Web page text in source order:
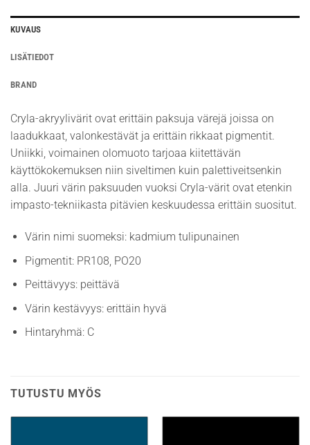
KUVAUS
LISÄTIEDOT
BRAND
Cryla-akryylivärit ovat erittäin paksuja värejä joissa on
laadukkaat, valonkestävät ja erittäin rikkaat pigmentit.
Uniikki, voimainen olomuoto tarjoaa kiitettävän
käyttökokemuksen niin siveltimen kuin palettiveitsenkin
alla. Juuri värin paksuuden vuoksi Cryla-värit ovat etenkin
impasto-tekniikasta pitävien keskuudessa erittäin suositut.
Värin nimi suomeksi: kadmium tulipunainen
Pigmentit: PR108, PO20
Peittävyys: peittävä
Värin kestävyys: erittäin hyvä
Hintaryhmä: C
TUTUSTU MYÖS